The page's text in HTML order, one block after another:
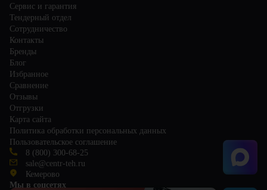
Сервис и гарантия
Тендерный отдел
Сотрудничество
Контакты
Бренды
Блог
Избранное
Сравнение
Отзывы
Отгрузки
Карта сайта
Политика обработки персональных данных
Пользовательское соглашение
8 (800) 300-68-25
sale@centr-teh.ru
Кемерово
Мы в соцсетях